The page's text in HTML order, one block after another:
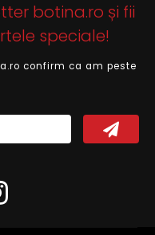
botina.ro și fii
speciale!
confirm ca am peste